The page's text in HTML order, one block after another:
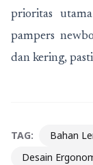
prioritas
pampers
dan kering,
TAG: Bahan
Desain